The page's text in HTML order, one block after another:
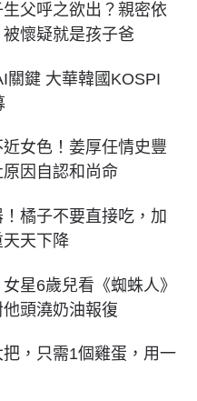
父呼之欲出？親密依
懷疑就是孩子爸
關鍵 大華韓國KOSPI
女色！姜厚任情史豐
因自認和尚命
橘子不要直接吃，加
天下降
星6歲兒看《蜘蛛人》
頭澆奶油報復
，只需1個雞蛋，用一